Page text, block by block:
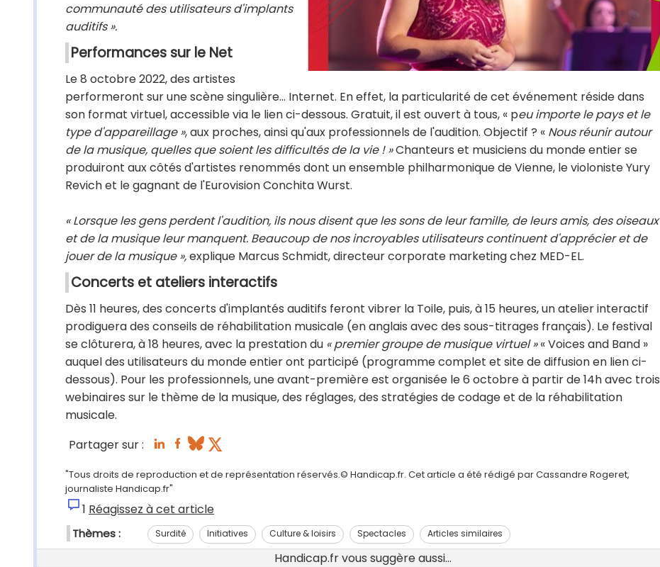
communauté des utilisateurs d'implants
auditifs ».
Performances sur le Net
Le 8 octobre 2022, des artistes
performeront sur une scène singulière... Internet. En effet, la particularité de cet événement réside dans
son format virtuel, accessible via le lien ci-dessous. Gratuit, il est ouvert à tous, « peu importe le pays et le
type d'appareillage », aux proches, ainsi qu'aux professionnels de l'audition. Objectif ? « Nous réunir autour
de la musique, quelles que soient les difficultés de la vie ! »Chanteurs et musiciens du monde entier se
produiront aux côtés d'artistes renommés dont un ensemble philharmonique de Vienne, le violoniste Yury
Revich et le gagnant de l'Eurovision Conchita Wurst.
« Lorsque les gens perdent l'audition, ils nous disent que les sons de leur famille, de leurs amis, des oiseaux
et de la musique leur manquent. Beaucoup de nos incroyables utilisateurs continuent d'apprécier et de
jouer de la musique »,explique Marcus Schmidt, directeur corporate marketing chez MED-EL.
Concerts et ateliers interactifs
Dès 11 heures, des concerts d'implantés auditifs feront vibrer la Toile, puis, à 15 heures, un atelier interactif
prodiguera des conseils de réhabilitation musicale (en anglais avec des sous-titrages français). Le festival
se clôturera, à 18 heures, avec la prestation du « premier groupe de musique virtuel »« Voices and Band »
auquel des utilisateurs du monde entier ont participé (programme complet et site de diffusion en lien ci-
dessous). Pour les professionnels, une avant-première est organisée le 6 octobre à partir de 14h avec trois
webinaires sur le thème de la musique, des réglages, des stratégies de codage et de la réhabilitation
musicale.
Partager sur :
"Tous droits de reproduction et de représentation réservés.© Handicap.fr. Cet article a été rédigé par Cassandre Rogeret,
journaliste Handicap.fr"
1 Réagissez à cet article
Thèmes : Surdité Initiatives Culture & loisirs Spectacles Articles similaires
Handicap.fr vous suggère aussi...